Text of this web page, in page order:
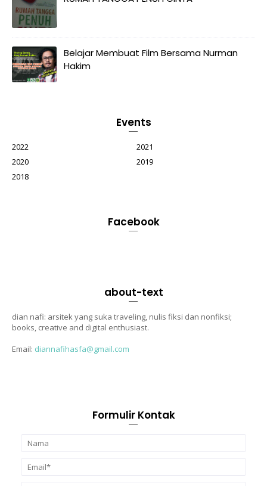
Belajar Membuat Film Bersama Nurman
Hakim
Events
2022
2021
2020
2019
2018
Facebook
about-text
dian nafi: arsitek yang suka traveling, nulis fiksi dan nonfiksi;
books, creative and digital enthusiast.
Email: diannafihasfa@gmail.com
Formulir Kontak